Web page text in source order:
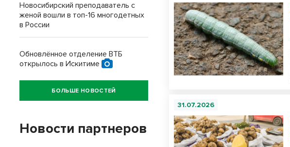
31.07.2026
Новосибирский преподаватель с
женой вошли в топ-16 многодетных
в России
Обновлённое отделение ВТБ
открылось в Искитиме
БОЛЬШЕ НОВОСТЕЙ
Новости партнеров